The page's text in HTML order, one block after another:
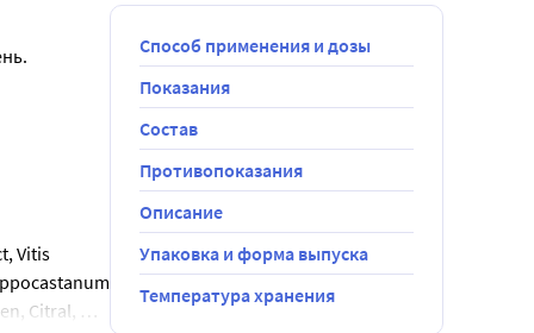
Vitis
Citral,
Способ применения и дозы
Показания
Состав
Противопоказания
Описание
Упаковка и форма выпуска
Температура хранения